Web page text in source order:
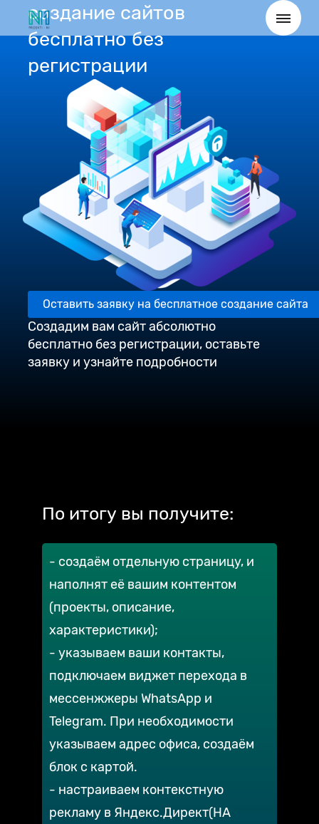
создание сайтов
бесплатно без
регистрации
Оставить заявку на бесплатное создание сайта
Создадим вам сайт абсолютно
бесплатно без регистрации, оставьте
заявку и узнайте подробности
По итогу вы получите:
- создаём отдельную страницу, и
наполнят её вашим контентом
(проекты, описание,
характеристики);
- указываем ваши контакты,
подключаем виджет перехода в
мессенжжеры WhatsApp и
Telegram. При необходимости
указываем адрес офиса, создаём
блок с картой.
- настраиваем контекстную
рекламу в Яндекс.Директ(НА